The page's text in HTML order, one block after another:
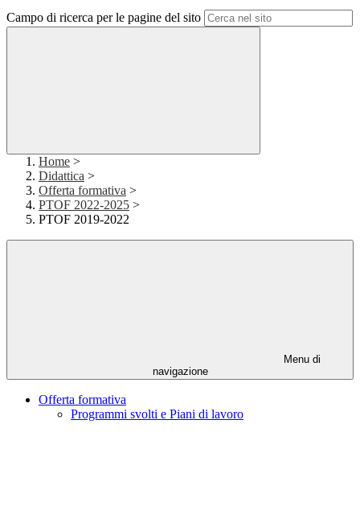
Campo di ricerca per le pagine del sito
Home >
Didattica >
Offerta formativa >
PTOF 2022-2025 >
PTOF 2019-2022
Menu di
navigazione
Offerta formativa
Programmi svolti e Piani di lavoro